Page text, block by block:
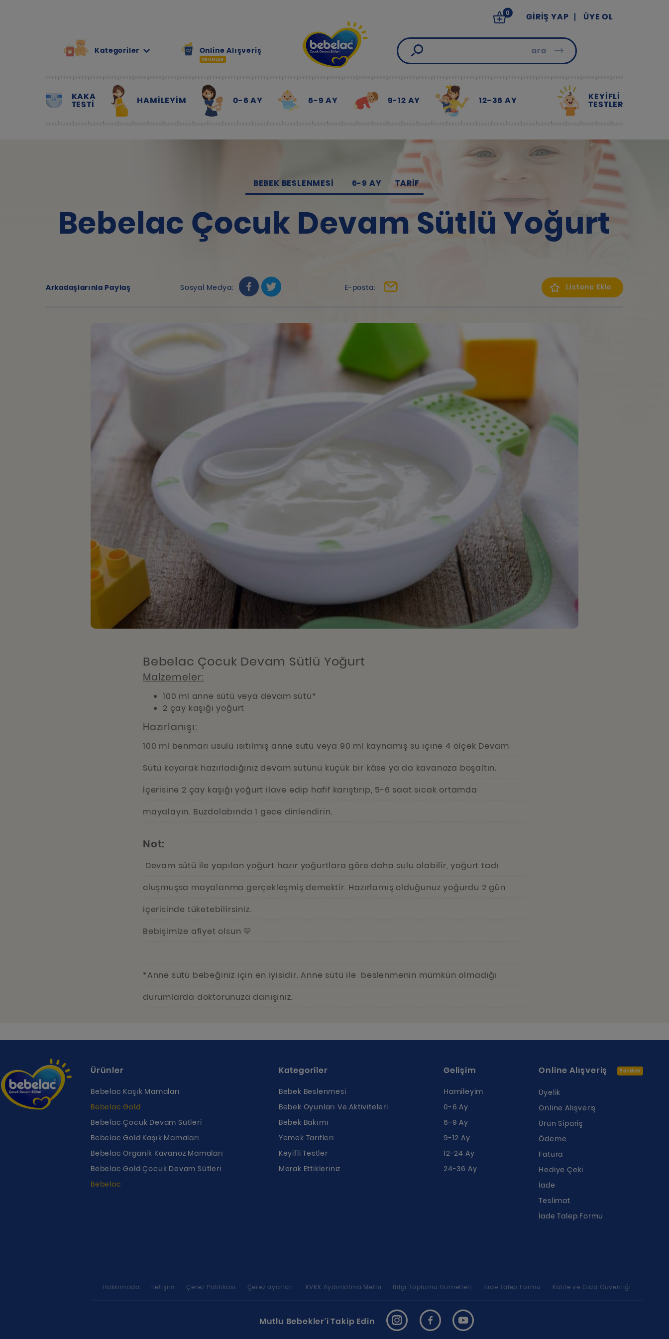
Kategoriler Online Alışveriş
ÜRÜNLER
ara
0 GIRIŞ YAP ÜYE OL
KAKA
TESTİ HAMILEYIM 0-6 AY 6-9 AY 9-12 AY 12-36 AY KEYİFLİ
TESTLER
BEBEK BESLENMESI 6-9 AY TARIF
Bebelac Çocuk Devam Sütlü Yoğurt
Arkadaşlarınla Paylaş Sosyal Medya: E-posta: Listene Ekle
Bebelac Çocuk Devam Sütlü Yoğurt
Malzemeler:
100 ml anne sütü veya devam sütü*
2 çay kaşığı yoğurt
Hazırlanışı:
100 ml benmari usulü ısıtılmış anne sütü veya 90 ml kaynamış su içine 4 ölçek Devam
Sütü koyarak hazırladığınız devam sütünü küçük bir kâse ya da kavanoza boşaltın.
İçerisine 2 çay kaşığı yoğurt ilave edip hafif karıştırıp, 5-6 saat sıcak ortamda
mayalayın. Buzdolabında 1 gece dinlendirin.
Not:
Devam sütü ile yapılan yoğurt hazır yoğurtlara göre daha sulu olabilir, yoğurt tadı
oluşmuşsa mayalanma gerçekleşmiş demektir. Hazırlamış olduğunuz yoğurdu 2 gün
içerisinde tüketebilirsiniz.
Bebişimize afiyet olsun 💛
*Anne sütü bebeğiniz için en iyisidir. Anne sütü ile beslenmenin mümkün olmadığı
durumlarda doktorunuza danışınız.
Ürünler
Bebelac Kaşık Mamaları
Bebelac Gold
Bebelac Çocuk Devam Sütleri
Bebelac Gold Kaşık Mamaları
Bebelac Organik Kavanoz Mamaları
Bebelac Gold Çocuk Devam Sütleri
Bebelac
Kategoriler
Bebek Beslenmesi
Bebek Oyunları Ve Aktiviteleri
Bebek Bakımı
Yemek Tarifleri
Keyifli Testler
Merak Ettikleriniz
Gelişim
Hamileyim
0-6 Ay
6-9 Ay
9-12 Ay
12-24 Ay
24-36 Ay
Online Alışveriş Yardım
Üyelik
Online Alışveriş
Ürün Sipariş
Ödeme
Fatura
Hediye Çeki
İade
Teslimat
İade Talep Formu
Hakkımızda İletişim Çerez Politikası Çerez ayarları KVKK Aydınlatma Metni Bilgi Toplumu Hizmetleri İade Talep Formu Kalite ve Gıda Güvenliği
Mutlu Bebekler'i Takip Edin